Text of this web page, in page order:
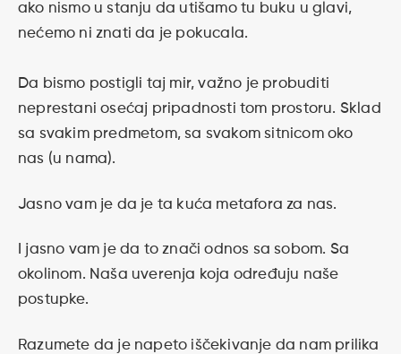
ako nismo u stanju da utišamo tu buku u glavi,
nećemo ni znati da je pokucala.
Da bismo postigli taj mir, važno je probuditi
neprestani osećaj pripadnosti tom prostoru. Sklad
sa svakim predmetom, sa svakom sitnicom oko
nas (u nama).
Jasno vam je da je ta kuća metafora za nas.
I jasno vam je da to znači odnos sa sobom. Sa
okolinom. Naša uverenja koja određuju naše
postupke.
Razumete da je napeto iščekivanje da nam prilika